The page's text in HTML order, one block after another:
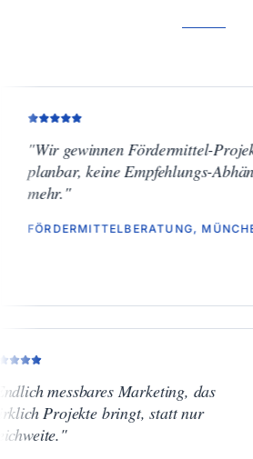
gewinnen Fördermittel-Projekte jetzt
keine Empfehlungs-Abhängigkeit
MÜNCHEN
"Endlich messbares Marketing, das
wirklich Projekte bringt, statt nur
Reichweite.